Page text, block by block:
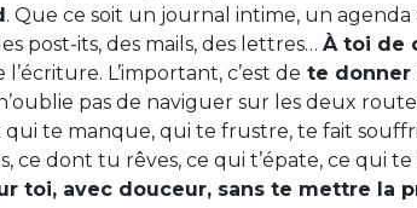
. Que ce soit un journal intime, un agenda
post-its, des mails, des lettres… À toi de
L’important, c’est de te donner
pas de naviguer sur les deux
qui te manque, qui te frustre, te fait
ce dont tu rêves, ce qui t’épate, ce qui
toi, avec douceur, sans te mettre la